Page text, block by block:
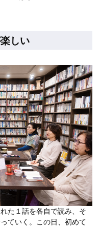
しい
た１話を各自で読み、そ
ていく。この日、初めて